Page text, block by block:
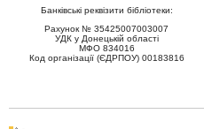
Банківські реквізити бібліотеки:
Рахунок № 35425007003007
УДК у Донецькій області
МФО 834016
Код організації (ЄДРПОУ) 00183816